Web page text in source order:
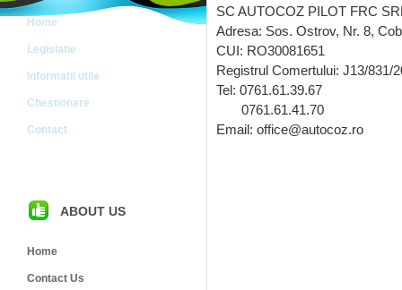
Home
Legislatie
Informatii utile
Chestionare
Contact
ABOUT US
Home
Contact Us
SC AUTOCOZ PILOT FRC
Adresa: Sos. Ostrov, Nr. 8,
CUI: RO30081651
Registrul Comertului: J13/831/
Tel: 0761.61.39.67
0761.61.41.70
Email: office@autocoz.ro